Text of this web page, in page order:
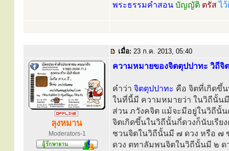
พระธรรมคำสอน บัญญัติ ตรัสไ
เมื่อ: 23 ก.ค. 2013, 05:40
ลุงหมาน
Moderators-1
ความหมายของจิตตุปปาทะ วิถีจิ
คำว่า จิตตุปปาทะ คือ จิตที่เกิดขึ้
ในที่นี้มี ความหมายว่า ในวิถีนั้น
ส่วน ภวังคจิต แม้จะมีอยู่ในวิถีนั้
จิตเกิดขึ้นในวิถีนั้นกี่ดวงก็นับเรีย
ชวนจิตในวิถีนั้นมี ๗ ดวง หรือ ๗
ดวง ตทาลัมพนจิตในวิถีนั้นมี ๒ ด